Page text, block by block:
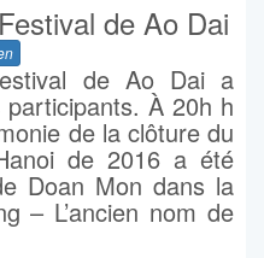
de Ao Dai
de Ao Dai a
À 20h h
de la clôture du
de 2016 a été
Doan Mon dans la
– L’ancien nom de